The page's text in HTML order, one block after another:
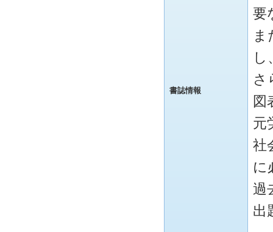
書誌情報
要
ま
さ
図
元
社
に
過
出